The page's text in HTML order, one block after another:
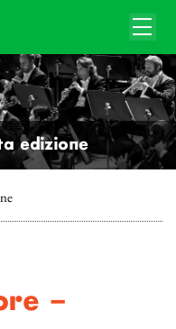
edizione
–